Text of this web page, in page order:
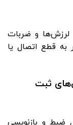
لرزش‌ها و ضربات
به قطع اتصال یا
ثبت
ضبط و بازنویسی